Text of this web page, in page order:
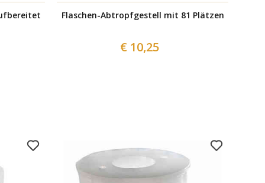
Flaschen-Abtropfgestell mit 81 Plätzen
€ 10,25